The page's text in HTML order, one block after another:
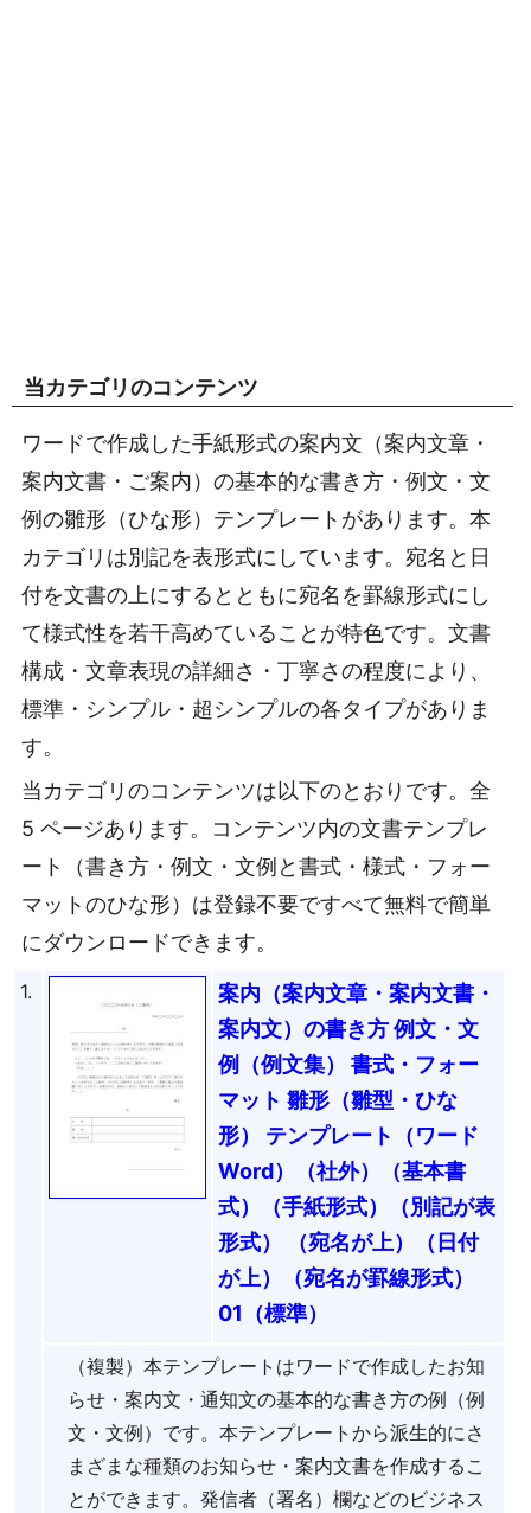
当カテゴリのコンテンツ
ワードで作成した手紙形式の案内文（案内文章・
案内文書・ご案内）の基本的な書き方・例文・文
例の雛形（ひな形）テンプレートがあります。本
カテゴリは別記を表形式にしています。宛名と日
付を文書の上にするとともに宛名を罫線形式にし
て様式性を若干高めていることが特色です。文書
構成・文章表現の詳細さ・丁寧さの程度により、
標準・シンプル・超シンプルの各タイプがありま
す。
当カテゴリのコンテンツは以下のとおりです。全
5 ページあります。コンテンツ内の文書テンプレ
ート（書き方・例文・文例と書式・様式・フォー
マットのひな形）は登録不要ですべて無料で簡単
にダウンロードできます。
1.
案内（案内文章・案内文書・
案内文）の書き方 例文・文
例（例文集） 書式・フォー
マット 雛形（雛型・ひな
形） テンプレート（ワード
Word）（社外）（基本書
式）（手紙形式）（別記が表
形式） （宛名が上）（日付
が上）（宛名が罫線形式）
01（標準）
（複製）本テンプレートはワードで作成したお知
らせ・案内文・通知文の基本的な書き方の例（例
文・文例）です。本テンプレートから派生的にさ
まざまな種類のお知らせ・案内文書を作成するこ
とができます。発信者（署名）欄などのビジネス